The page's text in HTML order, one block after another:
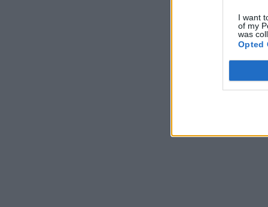
I want
of my
was
Opted